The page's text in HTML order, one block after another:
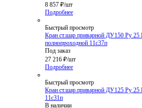
8 857 ₽/шт
Подробнее
Быстрый просмотр
Кран ст.шар.приварной ДУ150 Ру
полнопроходной 11с37п
Под заказ
27 216 ₽/шт
Подробнее
Быстрый просмотр
Кран ст.шар.приварной ДУ125 Ру
11с31п
В наличии